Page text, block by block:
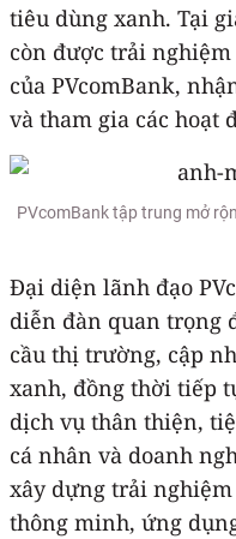
tiêu dùng xanh. Tại
còn được trải
của PVcomBank,
và tham gia các hoạt
PVcomBank tập trung mở
Đại diện lãnh đạo
diễn đàn quan trọng
cầu thị trường, cập
xanh, đồng thời tiếp
dịch vụ thân thiện,
cá nhân và doanh
xây dựng trải
thông minh, ứng